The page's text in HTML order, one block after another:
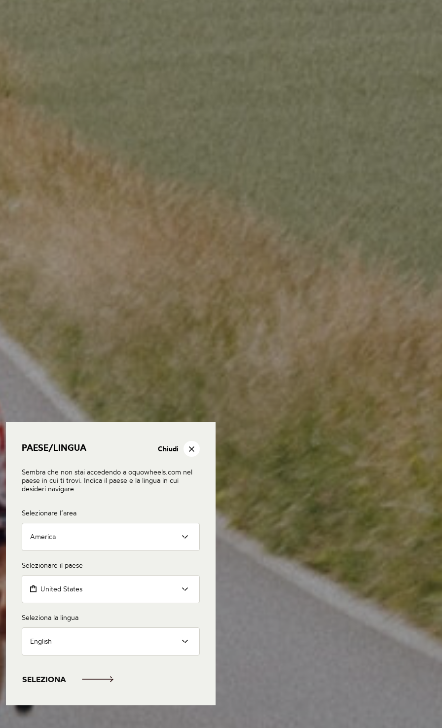
PAESE/LINGUA Chiudi
Sembra che non stai accedendo a oquowheels.com nel
paese in cui ti trovi. Indica il paese e la lingua in cui
desideri navigare.
Selezionare l’area
America
Selezionare il paese
United States
Seleziona la lingua
English
SELEZIONA